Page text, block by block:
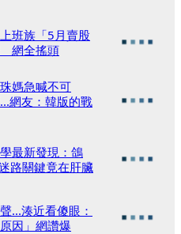
班族「5月賣股
網全搖頭
媽急喊不可
網友：韓版的戰
最新發現：鴿
路關鍵竟在肝臟
...湊近看傻眼：
因」網讚爆